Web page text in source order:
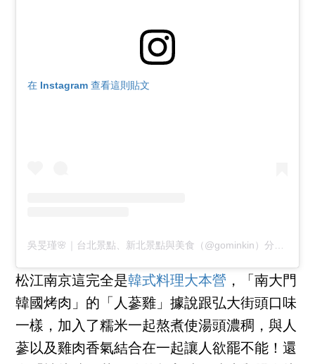
在 Instagram 查看這則貼文
松江南京這完全是韓式料理大本營 ，「南大門
韓國烤肉」的「人蔘雞」據說跟弘大街頭口味
一樣，加入了糯米一起熬煮使湯頭濃稠，與人
蔘以及雞肉香氣結合在一起讓人欲罷不能！還